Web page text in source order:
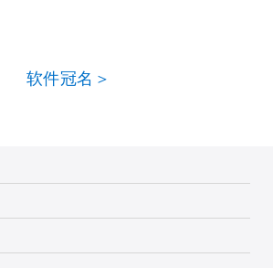
软件冠名＞